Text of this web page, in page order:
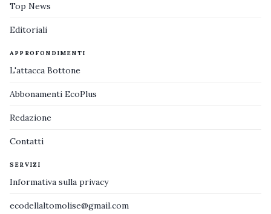
Top News
Editoriali
APPROFONDIMENTI
L'attacca Bottone
Abbonamenti EcoPlus
Redazione
Contatti
SERVIZI
Informativa sulla privacy
ecodellaltomolise@gmail.com